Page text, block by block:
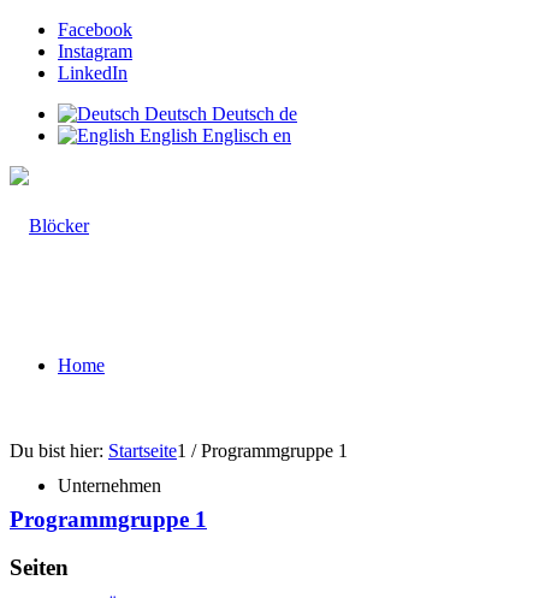
Facebook
Instagram
LinkedIn
Deutsch Deutsch de
English Englisch en
Home
Unternehmen
Du bist hier: Startseite1 / Programmgruppe 1
Programmgruppe 1
Seiten